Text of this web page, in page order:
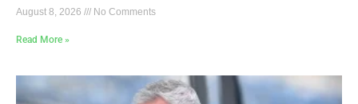
August 8, 2026 No Comments
Read More »